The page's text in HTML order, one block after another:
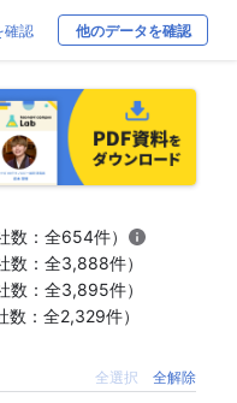
確認 他のデータを確認
数：全654件）
数：全3,888件）
数：全3,895件）
：全2,329件）
全選択 全解除